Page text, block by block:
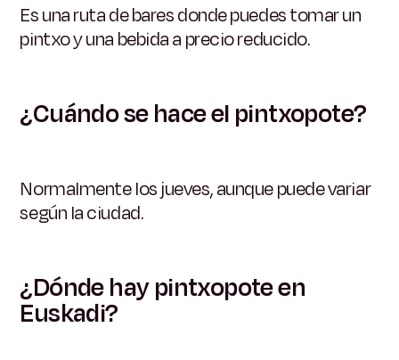
Es una ruta de bares donde puedes tomar un
pintxo y una bebida a precio reducido.
¿Cuándo se hace el pintxopote?
Normalmente los jueves, aunque puede variar
según la ciudad.
¿Dónde hay pintxopote en
Euskadi?